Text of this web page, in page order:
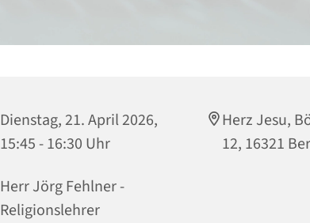
Dienstag, 21. April 2026,
15:45 - 16:30 Uhr
Herz Jesu,
12, 16321
Herr Jörg Fehlner -
Religionslehrer